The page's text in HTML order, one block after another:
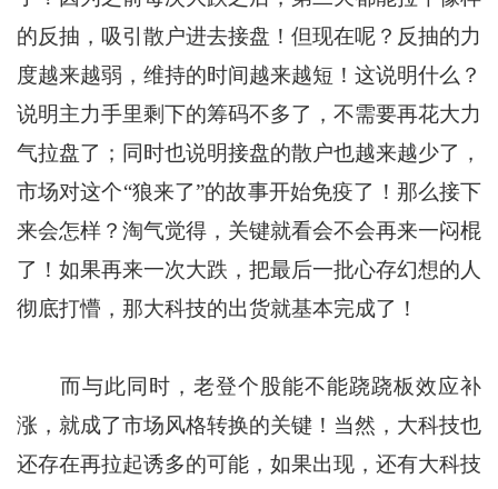
的反抽，吸引散户进去接盘！但现在呢？反抽的力
度越来越弱，维持的时间越来越短！这说明什么？
说明主力手里剩下的筹码不多了，不需要再花大力
气拉盘了；同时也说明接盘的散户也越来越少了，
市场对这个“狼来了”的故事开始免疫了！那么接下
来会怎样？淘气觉得，关键就看会不会再来一闷棍
了！如果再来一次大跌，把最后一批心存幻想的人
彻底打懵，那大科技的出货就基本完成了！
而与此同时，老登个股能不能跷跷板效应补
涨，就成了市场风格转换的关键！当然，大科技也
还存在再拉起诱多的可能，如果出现，还有大科技